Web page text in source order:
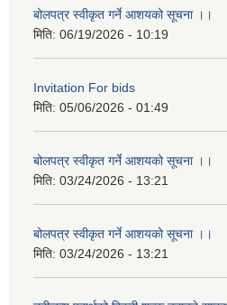
बोलपत्र स्वीकृत गर्ने आशयको सूचना ।।
मिति: 06/19/2026 - 10:19
Invitation For bids
मिति: 05/06/2026 - 01:49
बोलपत्र स्वीकृत गर्ने आशयको सूचना ।।
मिति: 03/24/2026 - 13:21
बोलपत्र स्वीकृत गर्ने आशयको सूचना ।।
मिति: 03/24/2026 - 13:21